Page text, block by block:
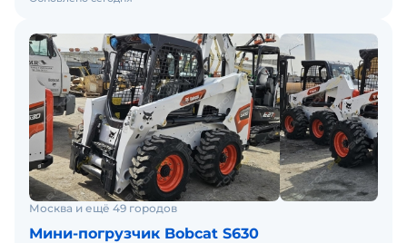
Москва и ещё 49 городов
Мини-погрузчик Bobcat S630